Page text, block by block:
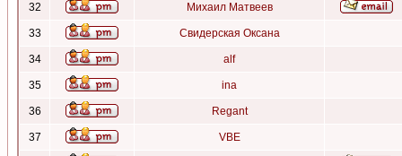
32 Михаил Матвеев
33 Свидерская Оксана
34 alf
35 ina
36 Regant
37 VBE